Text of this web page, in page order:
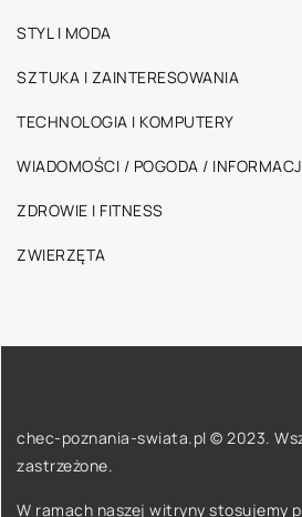
STYL I MODA
SZTUKA I ZAINTERESOWANIA
TECHNOLOGIA I KOMPUTERY
WIADOMOŚCI / POGODA /
ZDROWIE I FITNESS
ZWIERZĘTA
chec-poznania-swiata.pl © 2023.
zastrzeżone.
W ramach naszej witryny stosujemy